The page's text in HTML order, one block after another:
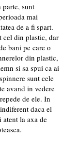
sunt
mai
de a fi spart.
cel din plastic, dar
bani pe care o
din plastic,
si sa spui ca ai
sunt cele
avand in vedere
de ele. In
daca el
atent la axa de